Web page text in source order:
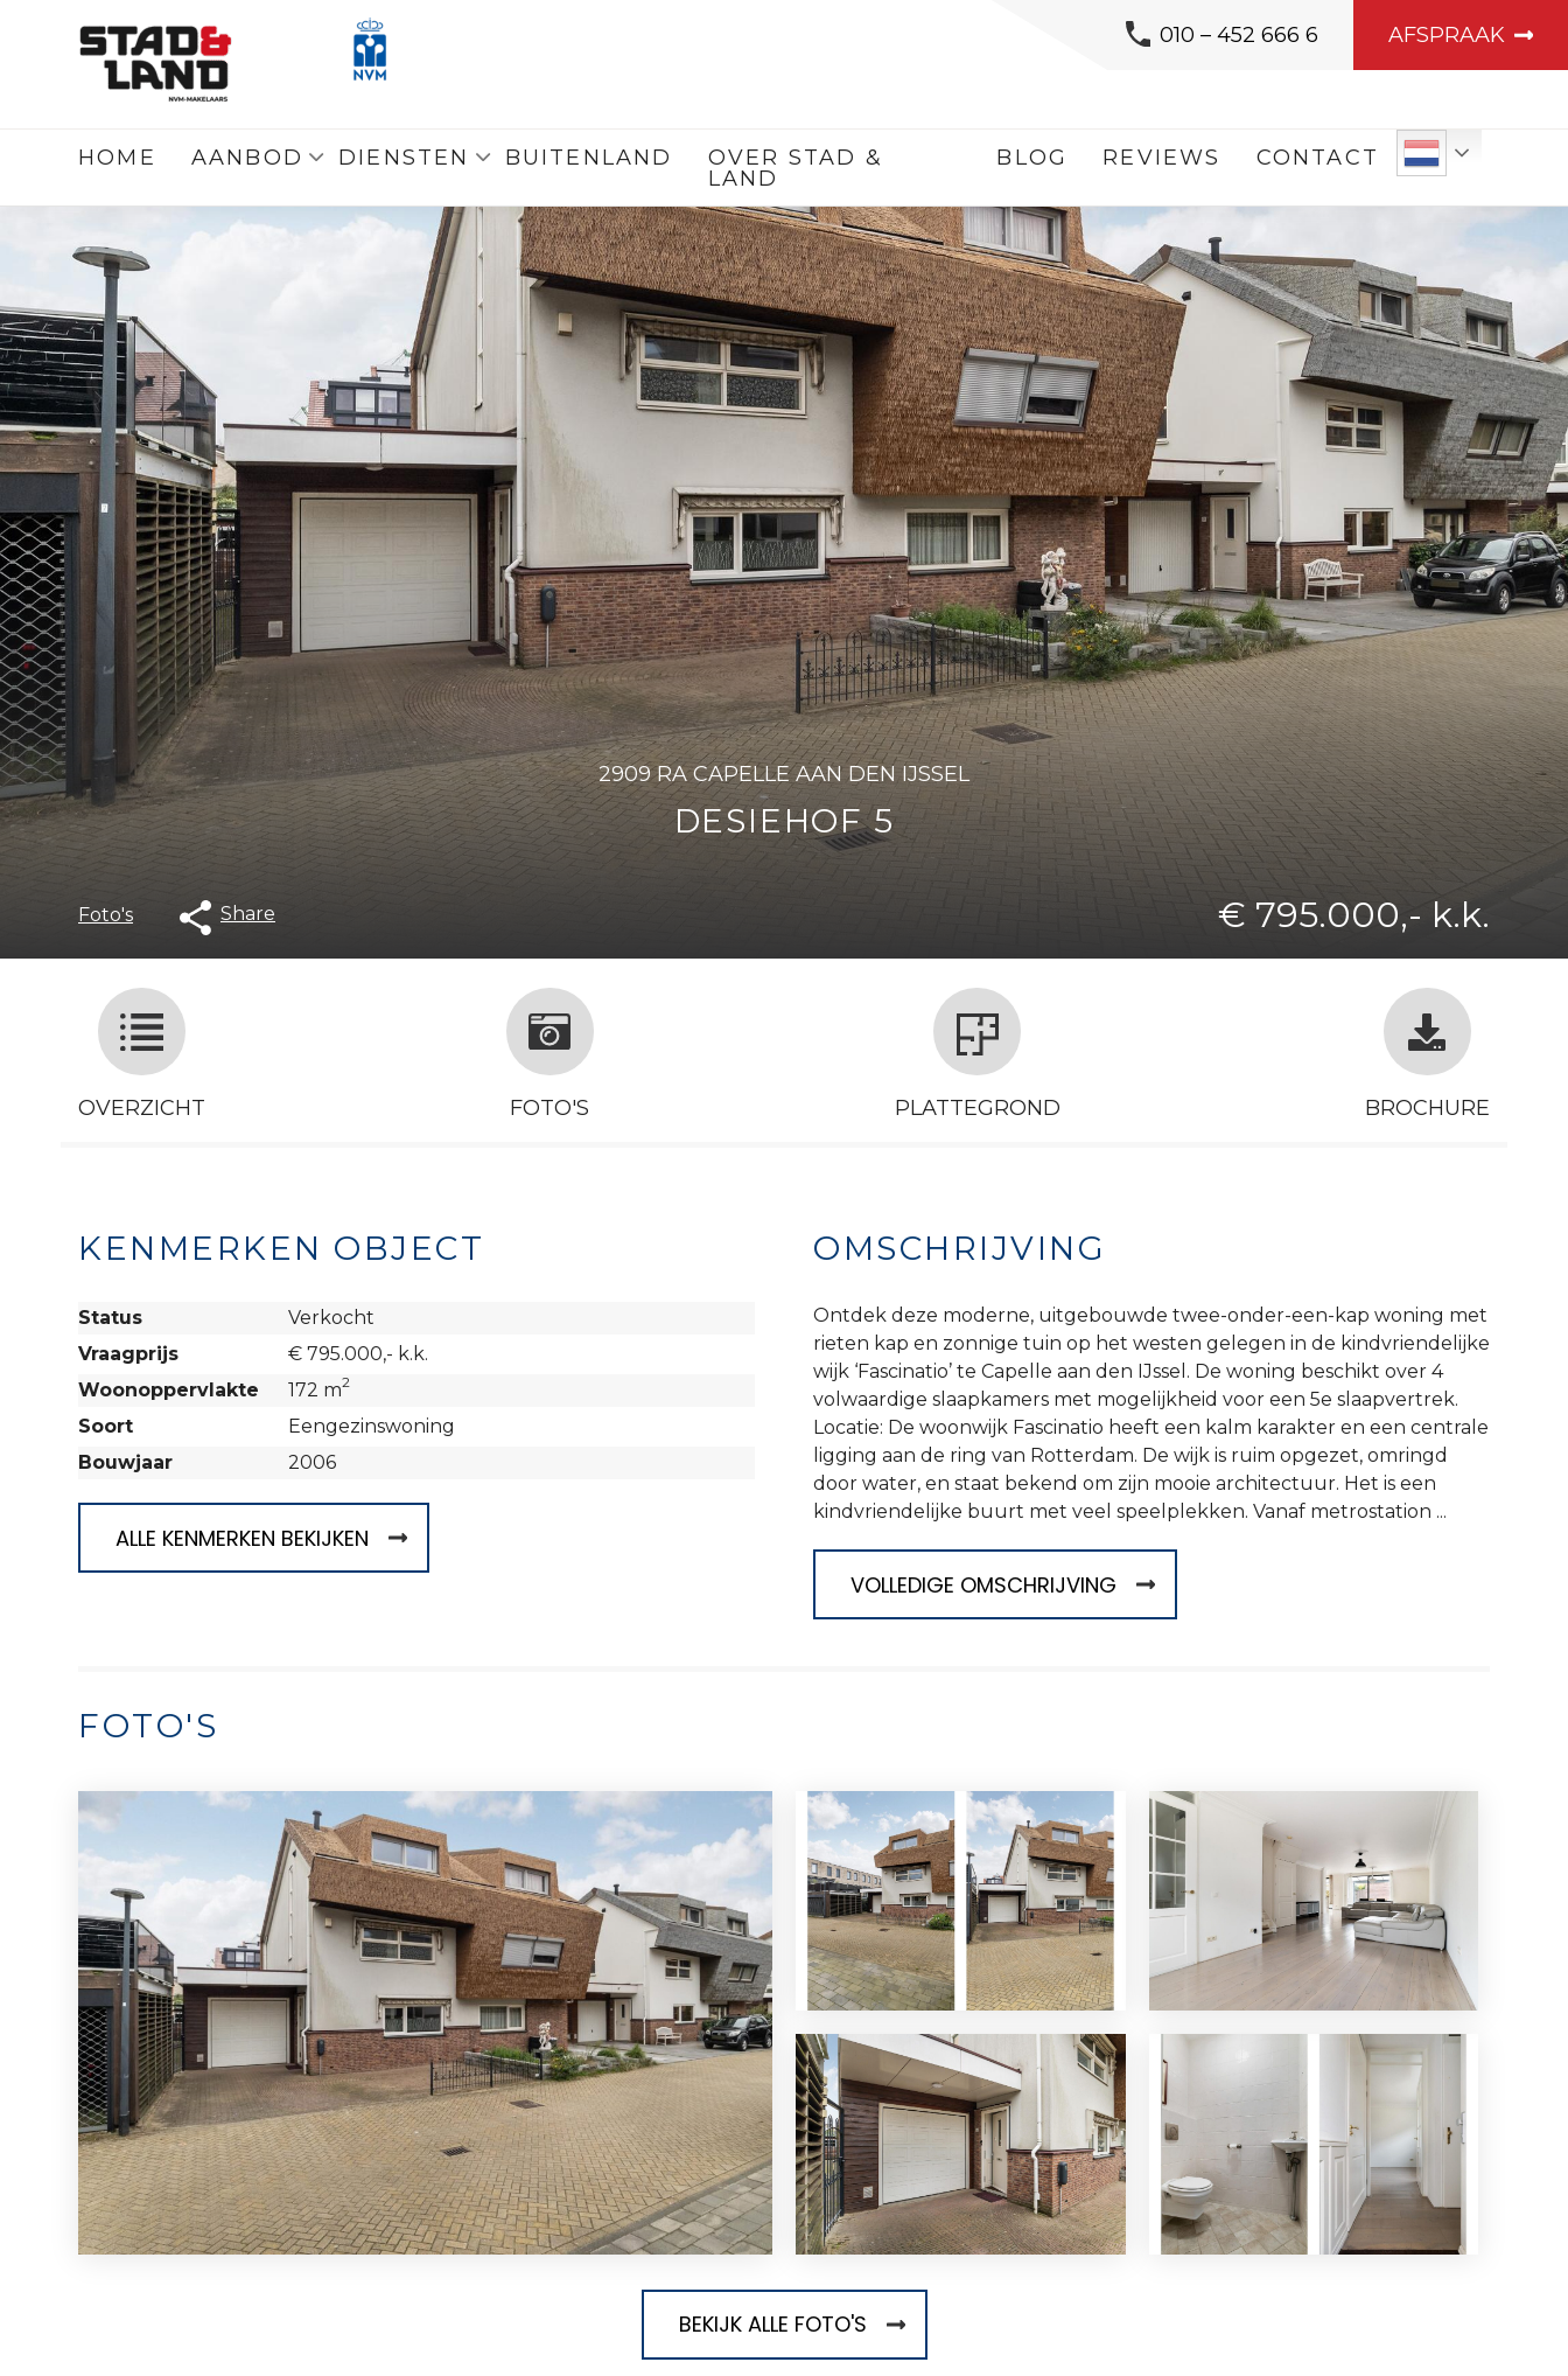
010 – 452 666 6 AFSPRAAK
HOME AANBOD DIENSTEN BUITENLAND
OVER STAD &
LAND
BLOG REVIEWS CONTACT
2909 RA CAPELLE AAN DEN IJSSEL
DESIEHOF 5
Foto's Share € 795.000,- k.k.
OVERZICHT FOTO'S PLATTEGROND BROCHURE
KENMERKEN OBJECT
Status
Verkocht
Vraagprijs
€ 795.000,- k.k.
Woonoppervlakte
172 m2
Soort
Eengezinswoning
Bouwjaar
2006
ALLE KENMERKEN BEKIJKEN
OMSCHRIJVING
Ontdek deze moderne, uitgebouwde twee-onder-een-kap woning met
rieten kap en zonnige tuin op het westen gelegen in de kindvriendelijke
wijk ‘Fascinatio’ te Capelle aan den IJssel. De woning beschikt over 4
volwaardige slaapkamers met mogelijkheid voor een 5e slaapvertrek.
Locatie: De woonwijk Fascinatio heeft een kalm karakter en een centrale
ligging aan de ring van Rotterdam. De wijk is ruim opgezet, omringd
door water, en staat bekend om zijn mooie architectuur. Het is een
kindvriendelijke buurt met veel speelplekken. Vanaf metrostation ...
VOLLEDIGE OMSCHRIJVING
FOTO'S
BEKIJK ALLE FOTO'S